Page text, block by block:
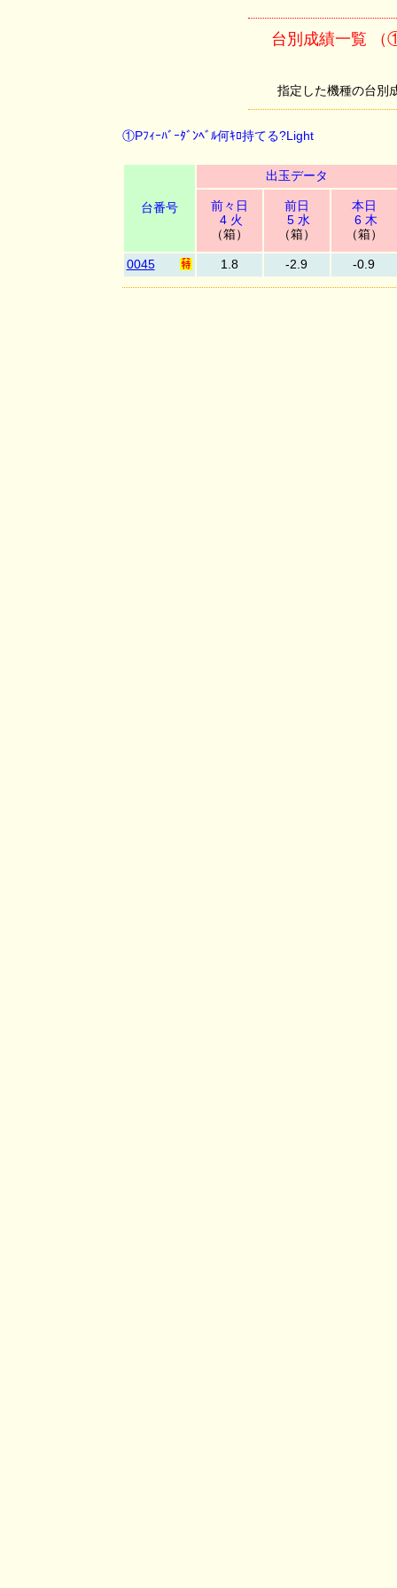
台別成績一覧 （
指定した機種の台別
①Pﾌｨｰﾊﾞｰﾀﾞﾝﾍﾞﾙ何ｷﾛ持てる?Light
台番号
出玉データ
前々日
4 火
（箱）
前日
5 水
（箱）
本日
6 木
（箱）
0045 1.8 -2.9 -0.9